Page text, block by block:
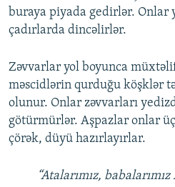
buraya piyada gedirlər. Onlar
çadırlarda dincəlirlər.
Zəvvarlar yol boyunca
məscidlərin qurduğu köşklər
olunur. Onlar zəvvarları
götürmürlər. Aşpazlar onlar
çörək, düyü hazırlayırlar.
“Atalarımız,